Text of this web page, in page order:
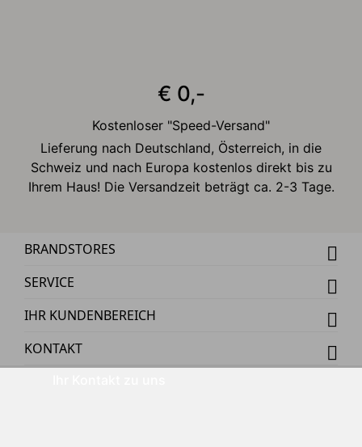
€ 0,-
Kostenloser "Speed-Versand"
Lieferung nach Deutschland, Österreich, in die
Schweiz und nach Europa kostenlos direkt bis zu
Ihrem Haus! Die Versandzeit beträgt ca. 2-3 Tage.
BRANDSTORES
SERVICE
IHR KUNDENBEREICH
KONTAKT